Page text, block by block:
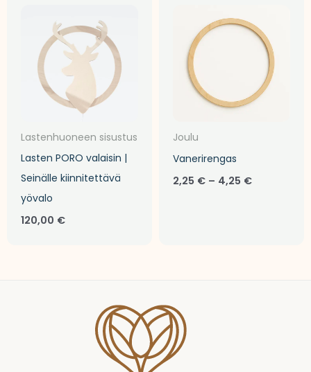
Lastenhuoneen sisustus
Lasten PORO valaisin |
Seinälle kiinnitettävä
yövalo
120,00 €
Joulu
Vanerirengas
2,25 € – 4,25 €
-
4,25 €